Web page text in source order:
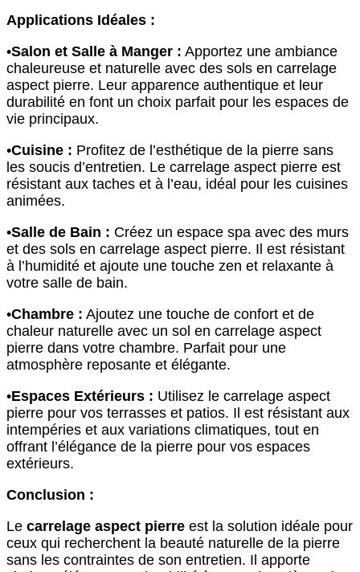
Applications Idéales :
•Salon et Salle à Manger : Apportez une ambiance
chaleureuse et naturelle avec des sols en carrelage
aspect pierre. Leur apparence authentique et leur
durabilité en font un choix parfait pour les espaces de
vie principaux.
•Cuisine : Profitez de l’esthétique de la pierre sans
les soucis d’entretien. Le carrelage aspect pierre est
résistant aux taches et à l’eau, idéal pour les cuisines
animées.
•Salle de Bain : Créez un espace spa avec des murs
et des sols en carrelage aspect pierre. Il est résistant
à l’humidité et ajoute une touche zen et relaxante à
votre salle de bain.
•Chambre : Ajoutez une touche de confort et de
chaleur naturelle avec un sol en carrelage aspect
pierre dans votre chambre. Parfait pour une
atmosphère reposante et élégante.
•Espaces Extérieurs : Utilisez le carrelage aspect
pierre pour vos terrasses et patios. Il est résistant aux
intempéries et aux variations climatiques, tout en
offrant l’élégance de la pierre pour vos espaces
extérieurs.
Conclusion :
Le carrelage aspect pierre est la solution idéale pour
ceux qui recherchent la beauté naturelle de la pierre
sans les contraintes de son entretien. Il apporte